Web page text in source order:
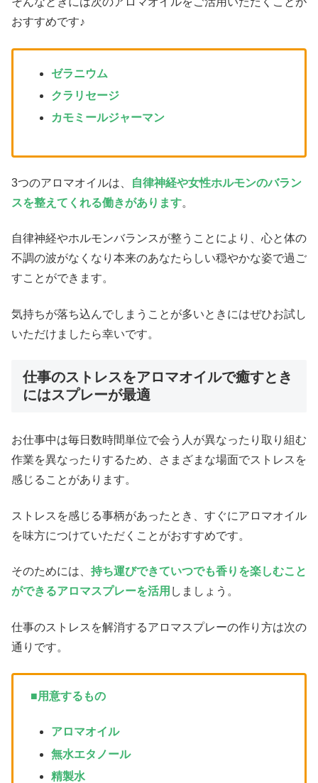
おすすめです♪
ゼラニウム
クラリセージ
カモミールジャーマン
3つのアロマオイルは、
自律神経や女性ホルモンのバラン
スを整えてくれる働きがあります。
自律神経やホルモンバランスが整うことにより、心と体の
不調の波がなくなり本来のあなたらしい穏やかな姿で過ご
すことができます。
気持ちが落ち込んでしまうことが多いときにはぜひお試し
いただけましたら幸いです。
仕事のストレスをアロマオイルで癒すとき
にはスプレーが最適
お仕事中は毎日数時間単位で会う人が異なったり取り組む
作業を異なったりするため、さまざまな場面でストレスを
感じることがあります。
ストレスを感じる事柄があったとき、すぐにアロマオイル
を味方につけていただくことがおすすめです。
そのためには、 持ち運びできていつでも香りを楽しむこと
ができるアロマスプレーを活用 しましょう。
仕事のストレスを解消するアロマスプレーの作り方は次の
通りです。
■用意するもの
アロマオイル
無水エタノール
精製水